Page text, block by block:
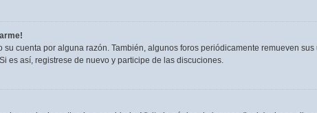
cuenta por alguna razón. También, algunos foros periódicamente remueven
es así, registrese de nuevo y participe de las discuciones.